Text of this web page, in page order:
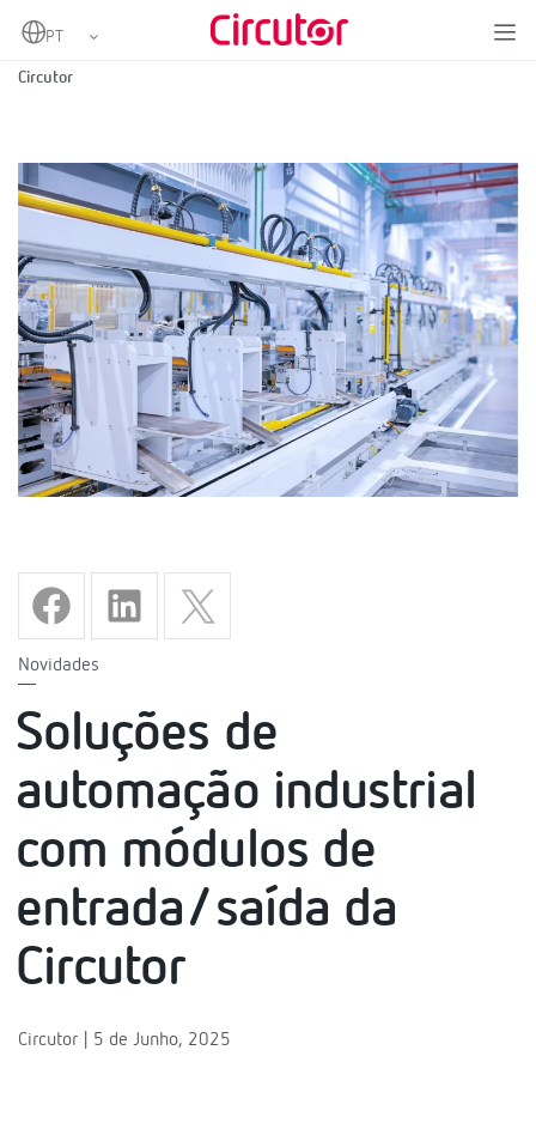
Home
Circutor
Novidades
Soluções de
automação industrial
com módulos de
entrada/saída da
Circutor
Circutor | 5 de Junho, 2025